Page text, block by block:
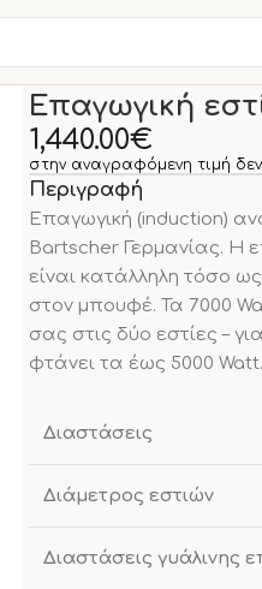
Επαγωγική
1,440.00€
στην αναγραφόμενη τιμή
Περιγραφή
Επαγωγική (induction)
Bartscher Γερμανίας. Η
είναι κατάλληλη τόσο
στον μπουφέ. Τα 7000
σας στις δύο εστίες –
φτάνει τα έως 5000 Watt.
Διαστάσεις
Διάμετρος εστιών
Διαστάσεις γυάλινης